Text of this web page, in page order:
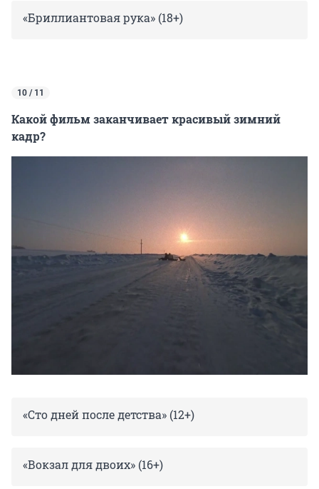
«Бриллиантовая рука» (18+)
10 / 11
Какой фильм заканчивает красивый зимний
кадр?
«Сто дней после детства» (12+)
«Вокзал для двоих» (16+)